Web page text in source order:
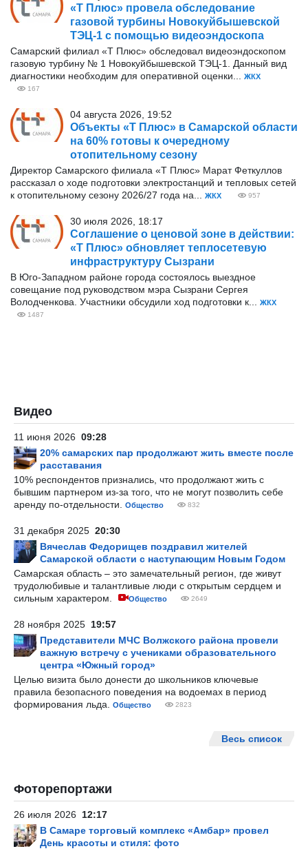
«Т Плюс» провела обследование
газовой турбины Новокуйбышевской
ТЭЦ-1 с помощью видеоэндоскопа
Самарский филиал «Т Плюс» обследовал видеоэндоскопом
газовую турбину № 1 Новокуйбышевской ТЭЦ-1. Данный вид
диагностики необходим для оперативной оценки...
ЖКХ
167
04 августа 2026, 19:52
Объекты «Т Плюс» в Самарской области
на 60% готовы к очередному
отопительному сезону
Директор Самарского филиала «Т Плюс» Марат Феткуллов
рассказал о ходе подготовки электростанций и тепловых сетей
к отопительному сезону 2026/27 года на...
ЖКХ 957
30 июля 2026, 18:17
Соглашение о ценовой зоне в действии:
«Т Плюс» обновляет теплосетевую
инфраструктуру Сызрани
В Юго-Западном районе города состоялось выездное
совещание под руководством мэра Сызрани Сергея
Володченкова. Участники обсудили ход подготовки к...
ЖКХ
1487
Видео
11 июня 2026 09:28
20% самарских пар продолжают жить вместе после
расставания
10% респондентов признались, что продолжают жить с
бывшим партнером из-за того, что не могут позволить себе
аренду по-отдельности.
Общество 832
31 декабря 2025 20:30
Вячеслав Федорищев поздравил жителей
Самарской области с наступающим Новым Годом
Самарская область – это замечательный регион, где живут
трудолюбивые и талантливые люди с открытым сердцем и
сильным характером.
Общество 2649
28 ноября 2025 19:57
Представители МЧС Волжского района провели
важную встречу с учениками образовательного
центра «Южный город»
Целью визита было донести до школьников ключевые
правила безопасного поведения на водоемах в период
формирования льда.
Общество 2823
Весь список
Фоторепортажи
26 июля 2026 12:17
В Самаре торговый комплекс «Амбар» провел
День красоты и стиля: фото